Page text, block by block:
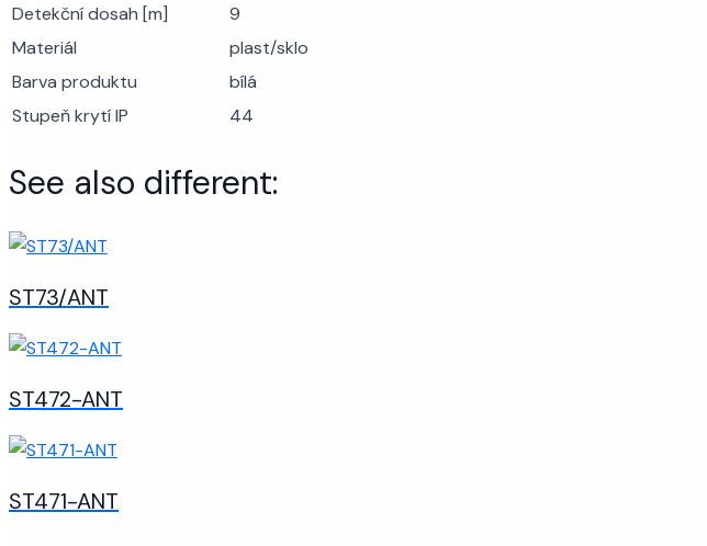
Detekční dosah [m]
9
Materiál
plast/sklo
Barva produktu
bílá
Stupeň krytí IP
44
See also different:
ST73/ANT
ST472-ANT
ST471-ANT